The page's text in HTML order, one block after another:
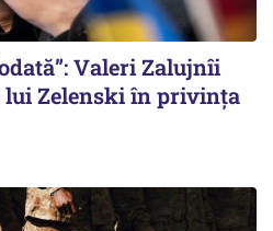
Valeri Zalujnîi
lui Zelenski în privința